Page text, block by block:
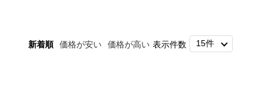
新着順 価格が安い 価格が高い 表示件数